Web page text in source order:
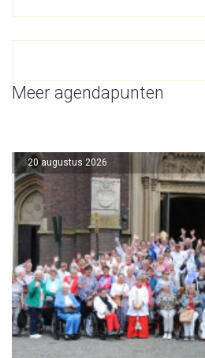
Meer agendapunten
20 augustus 2026